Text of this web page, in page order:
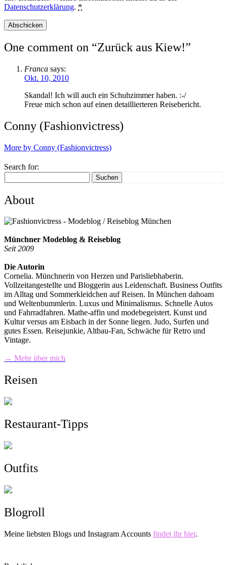
Datenschutzerklärung. *
One comment on “Zurück aus Kiew!”
Franca says:
Okt. 10, 2010
Skandal! Ich will auch ein Schuhzimmer haben. :-/
Freue mich schon auf einen detaillierteren Reisebericht.
Conny (Fashionvictress)
More by Conny (Fashionvictress)
Search for:
Suchen
About
Münchner Modeblog & Reiseblog
Seit 2009
Die Autorin
Cornelia. Münchnerin von Herzen und Parisliebhaberin.
Vollzeitangestellte und Bloggerin aus Leidenschaft. Business Outfits
im Alltag und Sommerkleidchen auf Reisen. In München dahoam
und Weltenbummlerin. Luxus und Minimalismus. Schnelle Autos
und Fahrradfahren. Mathe-affin und modebegeistert. Kunst und
Kultur versus am Eisbach in der Sonne liegen. Judo, Surfen und
gutes Essen. Reisejunkie, Altbau-Fan, Schwäche für Retro und
Vintage.
→ Mehr über mich
Reisen
Restaurant-Tipps
Outfits
Blogroll
Meine liebsten Blogs und Instagram Accounts findet ihr hier.